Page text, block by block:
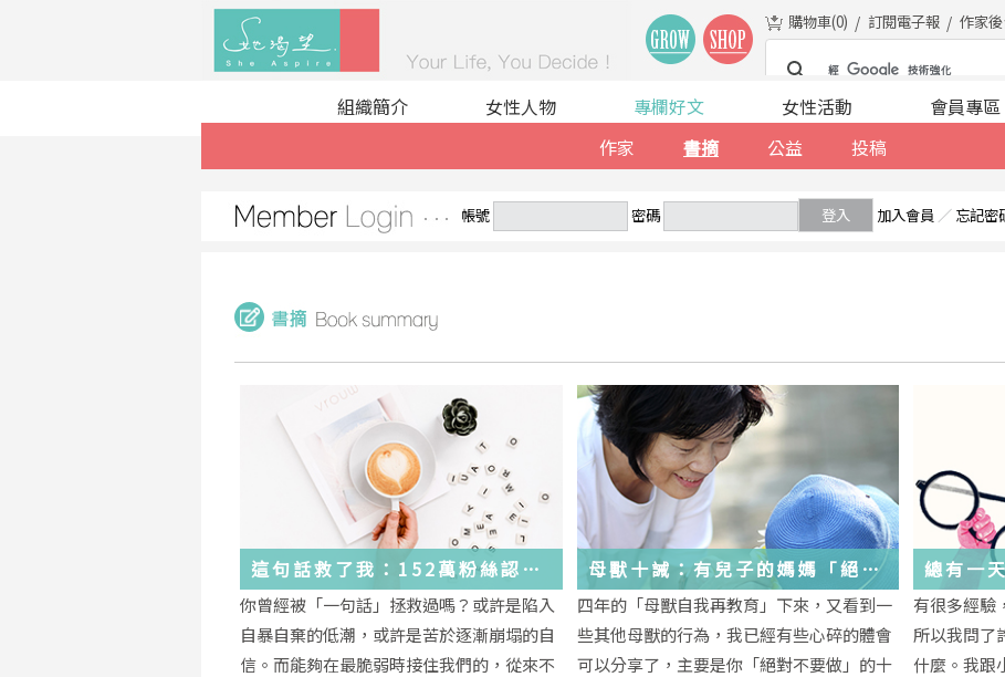
購物車(0) 訂閱電子報 作家
組織簡介 女性人物
專欄好文
作家
書摘 公益 投稿
女性活動 會員專區
帳號 密碼 登入 加入會員 ／ 忘記密
這句話救了我：152萬粉絲認
證，韓國最受歡迎的
YouTuber「國民姐姐」金美敬
為跌落情緒深淵的你雪中送炭！
你曾經被「一句話」拯救過嗎？或許是陷入
自暴自棄的低潮，或許是苦於逐漸崩塌的自
信。而能夠在最脆弱時接住我們的，從來不
母獸十誡：有兒子的媽媽「絕對
不要做」的十件事
四年的「母獸自我再教育」下來，又看到一
些其他母獸的行為，我已經有些心碎的體會
可以分享了，主要是你「絕對不要做」的十
總有一
歲，該
些生活
有很多經驗
所以我問了
什麼。我跟